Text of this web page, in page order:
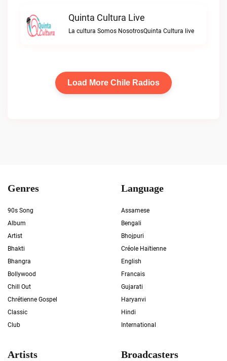
Quinta Cultura Live
La cultura Somos NosotrosQuinta Cultura live
Load More Chile Radios
Genres
90s Song
Album
Artist
Bhakti
Bhangra
Bollywood
Chill Out
Chrétienne Gospel
Classic
Club
Language
Assamese
Bengali
Bhojpuri
Créole Haïtienne
English
Francais
Gujarati
Haryanvi
Hindi
International
Artists Broadcasters